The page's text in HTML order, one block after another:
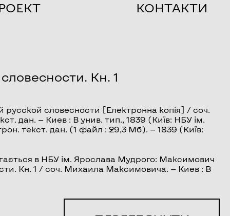
КОНТАКТИ
Кн. 1
русской словесности [Електронна копія] / соч.
дан. — Киев : В унив. тип., 1839 (Київ: НБУ ім.
текст. дан. (1 файл : 29,3 Мб). — 1839 (Київ:
в НБУ ім. Ярослава Мудрого: Максимович
Кн. 1 / соч. Михаила Максимовича. — Киев : В